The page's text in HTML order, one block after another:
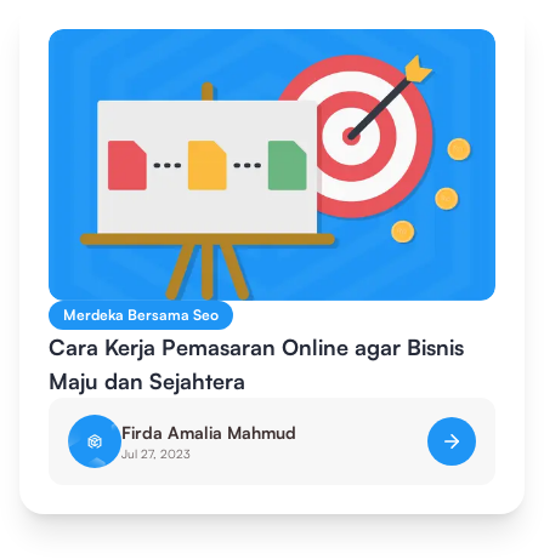
Merdeka Bersama Seo
Cara Kerja Pemasaran Online agar Bisnis
Maju dan Sejahtera
Firda Amalia Mahmud
Jul 27, 2023